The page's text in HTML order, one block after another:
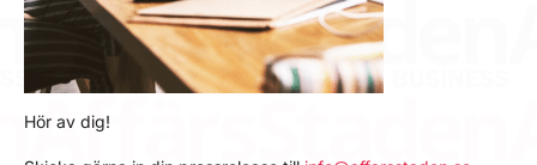
Hör av dig!